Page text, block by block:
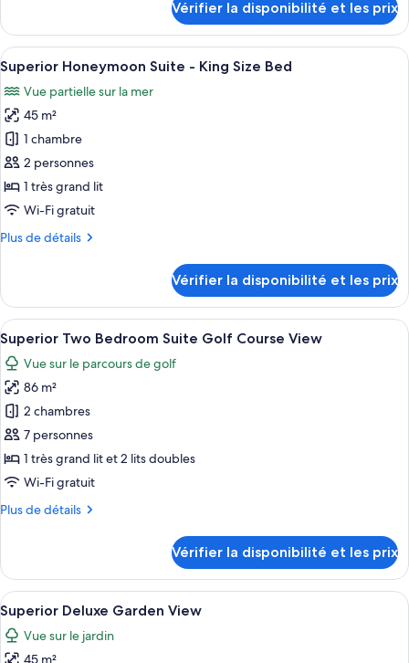
Presidential
Suite
le
type
de
chambre
Superior
Two
Bedroom
Presidential
Suite
Vérifier la disponibilité et les prix
Afficher
toutes
les
photos
pour
ce
type
de
chambre :
Superior
-
King
Size
Bed
Une chambre d’hôtel avec un grand
10
Superior Honeymoon Suite - King Size Bed
Vue partielle sur la mer
45 m²
1 chambre
2 personnes
1 très grand lit
Wi-Fi gratuit
Plus de détails
Plus
le
type
de
chambre
Superior
Honeymoon
Suite
King
Size
Bed
Vérifier la disponibilité et les prix
Afficher
toutes
les
photos
pour
ce
type
de
chambre :
Superior
Suite
Golf
Course
View
Un salon moderne avec un canapé,
8
Superior Two Bedroom Suite Golf Course View
Vue sur le parcours de golf
86 m²
2 chambres
7 personnes
1 très grand lit et 2 lits doubles
Wi-Fi gratuit
Plus de détails
Plus
le
type
de
chambre
Superior
Two
Vérifier la disponibilité et les prix
Afficher
toutes
les
Une chambre d’hôtel équipée d’un
9
Superior Deluxe Garden View
Vue sur le jardin
45 m²